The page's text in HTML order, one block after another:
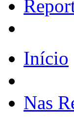
Início
Nas